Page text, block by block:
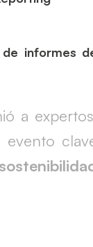
informes
a
evento